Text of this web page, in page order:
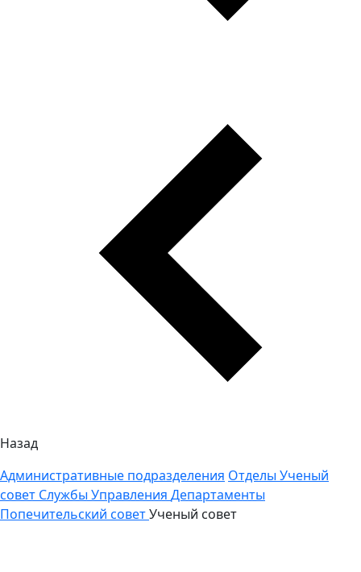
Назад
Административные подразделения Отделы Ученый
совет Службы Управления Департаменты
Попечительский советУченый совет